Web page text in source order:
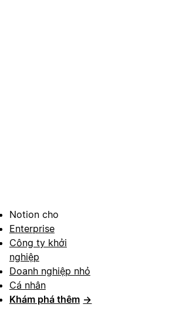
Notion cho
Enterprise
Công ty khởi
nghiệp
Doanh nghiệp nhỏ
Cá nhân
Khám phá thêm →